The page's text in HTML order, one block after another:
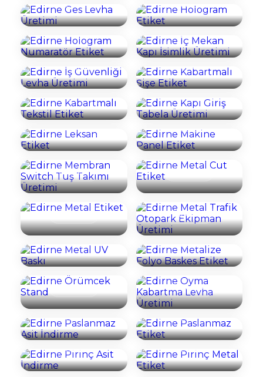
İncele İncele
Numaratör Etiket
İncele
Üretimi
İncele
Edirne İş
Üretimi
İncele
Edirne Kabartmalı
Şişe Etiket
İncele
Edirne Kabartmalı
Tekstil Etiket
İncele
Tabela Üretimi
İncele
Etiket
İncele
Panel Etiket
İncele
Switch Tuş Takımı
Üretimi
İncele
Edirne Metal Cut
Etiket
Edirne Metal
Etiket
Edirne Metal
Trafik Otopark
Ekipman Üretimi
İncele
Edirne Metal UV
Baskı
İncele
Folyo Baskes
Etiket
İncele
Edirne Örümcek
Stand
Kabartma Levha
Üretimi
İncele
Edirne Paslanmaz
Asit İndirme
İncele
Edirne Paslanmaz
Etiket
İncele
İndirme
İncele
Metal Etiket
İncele
Trafik Otopark
Ekipman Üretimi
Edirne Pleksi UV
Baskı